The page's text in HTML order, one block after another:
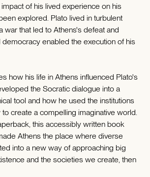
of his lived experience on his
explored. Plato lived in turbulent
war that led to Athens's defeat and
enabled the execution of his
how his life in Athens influenced Plato's
the Socratic dialogue into a
tool and how he used the institutions
create a compelling imaginative world.
this accessibly written book
Athens the place where diverse
into a new way of approaching big
and the societies we create, then